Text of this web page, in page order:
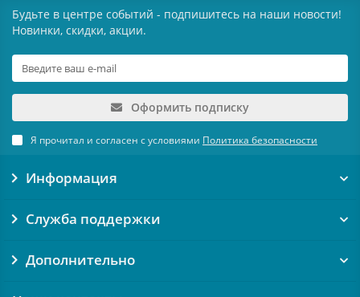
Будьте в центре событий - подпишитесь на наши новости!
Новинки, скидки, акции.
Оформить подписку
Я прочитал и согласен с условиями Политика безопасности
Информация
Служба поддержки
Дополнительно